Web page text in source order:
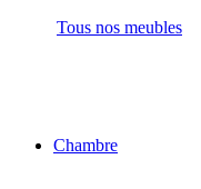
Tous nos meubles
Chambre